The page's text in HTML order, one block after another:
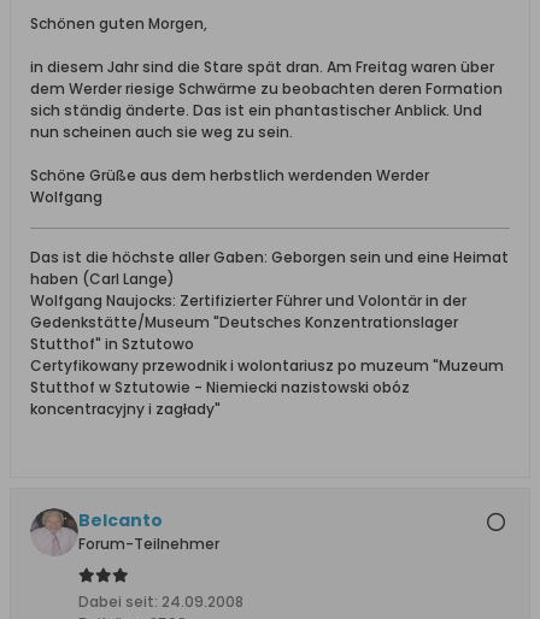
Schönen guten Morgen,
in diesem Jahr sind die Stare spät dran. Am Freitag waren über
dem Werder riesige Schwärme zu beobachten deren Formation
sich ständig änderte. Das ist ein phantastischer Anblick. Und
nun scheinen auch sie weg zu sein.
Schöne Grüße aus dem herbstlich werdenden Werder
Wolfgang
Das ist die höchste aller Gaben: Geborgen sein und eine Heimat
haben (Carl Lange)
Wolfgang Naujocks: Zertifizierter Führer und Volontär in der
Gedenkstätte/Museum "Deutsches Konzentrationslager
Stutthof" in Sztutowo
Certyfikowany przewodnik i wolontariusz po muzeum "Muzeum
Stutthof w Sztutowie - Niemiecki nazistowski obóz
koncentracyjny i zagłady"
Belcanto
Forum-Teilnehmer
Dabei seit: 24.09.2008